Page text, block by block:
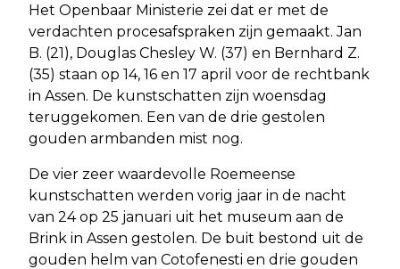
Het Openbaar Ministerie zei dat er met de
verdachten procesafspraken zijn gemaakt. Jan
B. (21), Douglas Chesley W. (37) en Bernhard Z.
(35) staan op 14, 16 en 17 april voor de rechtbank
in Assen. De kunstschatten zijn woensdag
teruggekomen. Een van de drie gestolen
gouden armbanden mist nog.
De vier zeer waardevolle Roemeense
kunstschatten werden vorig jaar in de nacht
van 24 op 25 januari uit het museum aan de
Brink in Assen gestolen. De buit bestond uit de
gouden helm van Cotofenesti en drie gouden